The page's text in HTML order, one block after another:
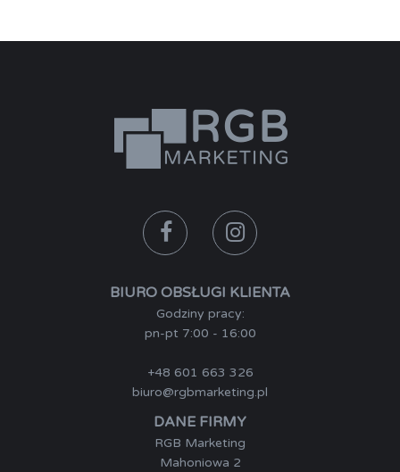
BIURO OBSŁUGI KLIENTA
Godziny pracy:
pn-pt 7:00 - 16:00
+48 601 663 326
biuro@rgbmarketing.pl
DANE FIRMY
RGB Marketing
Mahoniowa 2